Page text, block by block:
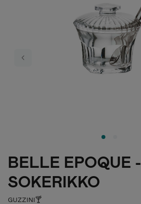
Previous
BELLE EPOQUE -
SOKERIKKO
GUZZINI🍸